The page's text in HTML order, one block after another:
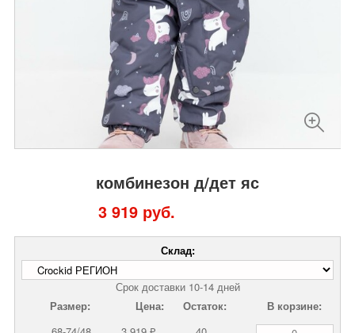
комбинезон д/дет яс
3 919 руб.
Склад:
Срок доставки 10-14 дней
Размер:
Цена: Остаток:
В корзине: